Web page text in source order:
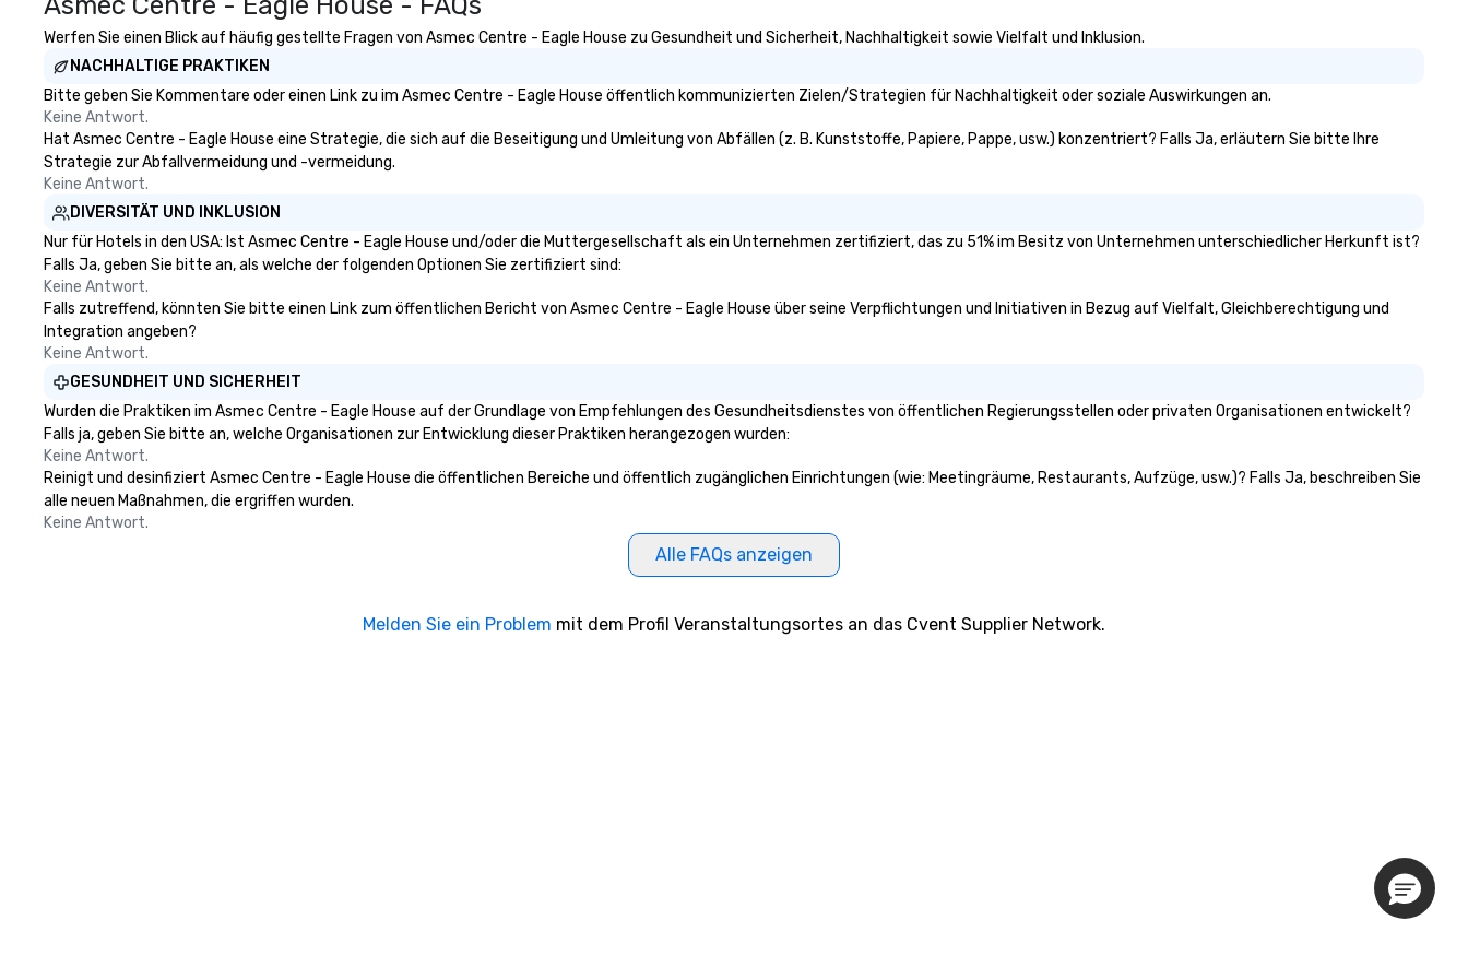
Werfen Sie einen Blick auf häufig gestellte Fragen von Asmec Centre - Eagle House zu Gesundheit und Sicherheit, Nachhaltigkeit sowie Vielfalt und Inklusion.
NACHHALTIGE PRAKTIKEN
Bitte geben Sie Kommentare oder einen Link zu im Asmec Centre - Eagle House öffentlich kommunizierten Zielen/Strategien für Nachhaltigkeit oder soziale Auswirkungen an.
Keine Antwort.
Hat Asmec Centre - Eagle House eine Strategie, die sich auf die Beseitigung und Umleitung von Abfällen (z. B. Kunststoffe, Papiere, Pappe, usw.) konzentriert? Falls Ja, erläutern Sie bitte Ihre
Strategie zur Abfallvermeidung und -vermeidung.
Keine Antwort.
DIVERSITÄT UND INKLUSION
Nur für Hotels in den USA: Ist Asmec Centre - Eagle House und/oder die Muttergesellschaft als ein Unternehmen zertifiziert, das zu 51% im Besitz von Unternehmen unterschiedlicher Herkunft ist?
Falls Ja, geben Sie bitte an, als welche der folgenden Optionen Sie zertifiziert sind:
Keine Antwort.
Falls zutreffend, könnten Sie bitte einen Link zum öffentlichen Bericht von Asmec Centre - Eagle House über seine Verpflichtungen und Initiativen in Bezug auf Vielfalt, Gleichberechtigung und
Integration angeben?
Keine Antwort.
GESUNDHEIT UND SICHERHEIT
Wurden die Praktiken im Asmec Centre - Eagle House auf der Grundlage von Empfehlungen des Gesundheitsdienstes von öffentlichen Regierungsstellen oder privaten Organisationen entwickelt?
Falls ja, geben Sie bitte an, welche Organisationen zur Entwicklung dieser Praktiken herangezogen wurden:
Keine Antwort.
Reinigt und desinfiziert Asmec Centre - Eagle House die öffentlichen Bereiche und öffentlich zugänglichen Einrichtungen (wie: Meetingräume, Restaurants, Aufzüge, usw.)? Falls Ja, beschreiben Sie
alle neuen Maßnahmen, die ergriffen wurden.
Keine Antwort.
Alle FAQs anzeigen
Melden Sie ein Problem mit dem Profil Veranstaltungsortes an das Cvent Supplier Network.